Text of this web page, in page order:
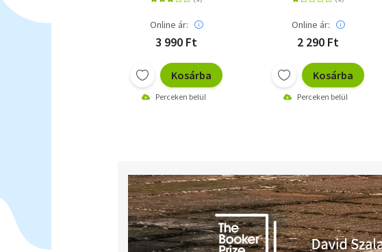
Online ár:
3 990 Ft
Kosárba
Perceken belül
Online ár:
2 290 Ft
Kosárba
Perceken belül